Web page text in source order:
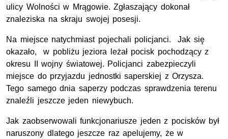
ulicy Wolności w Mrągowie. Zgłaszający dokonał
znaleziska na skraju swojej posesji.
Na miejsce natychmiast pojechali policjanci. Jak się
okazało, w pobliżu jeziora leżał pocisk pochodzący z
okresu II wojny światowej. Policjanci zabezpieczyli
miejsce do przyjazdu jednostki saperskiej z Orzysza.
Tego samego dnia saperzy podczas sprawdzenia terenu
znaleźli jeszcze jeden niewybuch.
Jak zaobserwowali funkcjonariusze jeden z pocisków był
naruszony dlatego jeszcze raz apelujemy, że w